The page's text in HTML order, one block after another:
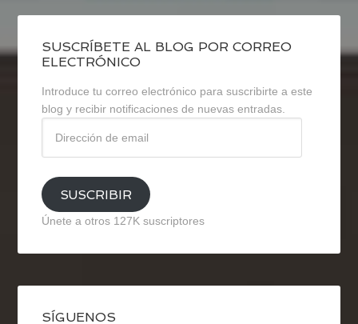
SUSCRÍBETE AL BLOG POR CORREO
ELECTRÓNICO
Introduce tu correo electrónico para suscribirte a este
blog y recibir notificaciones de nuevas entradas.
email
SUSCRIBIR
Únete a otros 127K suscriptores
SÍGUENOS